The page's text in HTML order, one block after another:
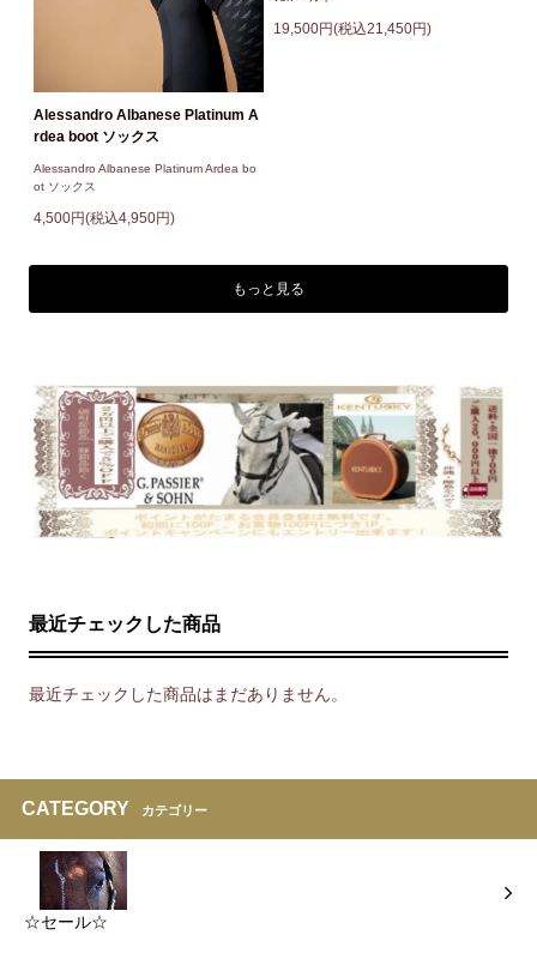
Alessandro Albanese Platinum A
rdea boot ソックス
Alessandro Albanese Platinum Ardea bo
ot ソックス
4,500円(税込4,950円)
19,500円(税込21,450円)
もっと見る
最近チェックした商品
最近チェックした商品はまだありません。
CATEGORY カテゴリー
☆セール☆